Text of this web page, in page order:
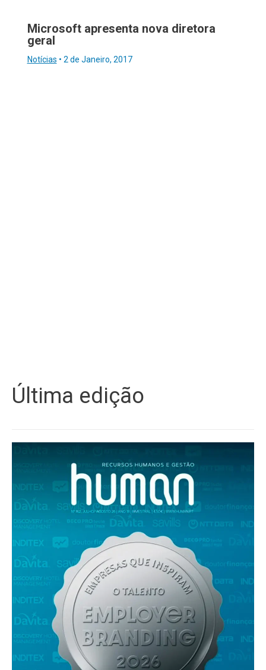
Microsoft apresenta nova diretora
geral
Notícias • 2 de Janeiro, 2017
Última edição